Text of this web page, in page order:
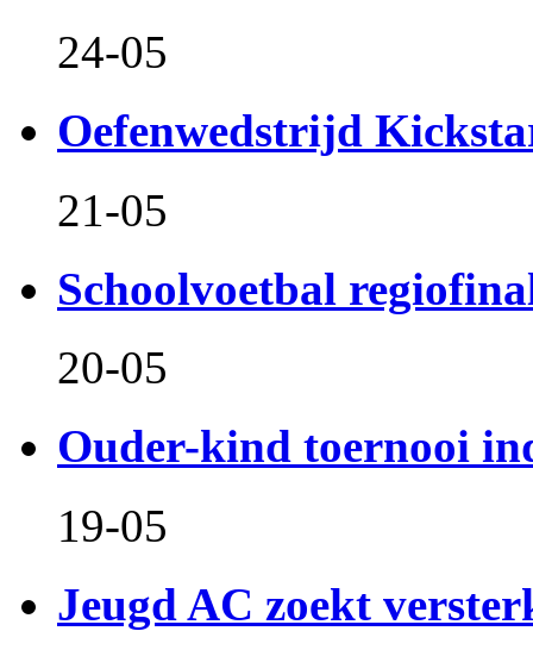
24-05
Oefenwedstrijd
21-05
Schoolvoetbal
20-05
Ouder-kind toernooi
19-05
Jeugd AC zoekt